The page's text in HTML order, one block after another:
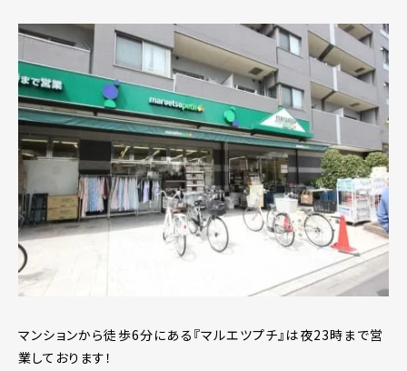
マンションから徒歩6分にある『マルエツプチ』は夜23時まで営
業しております！